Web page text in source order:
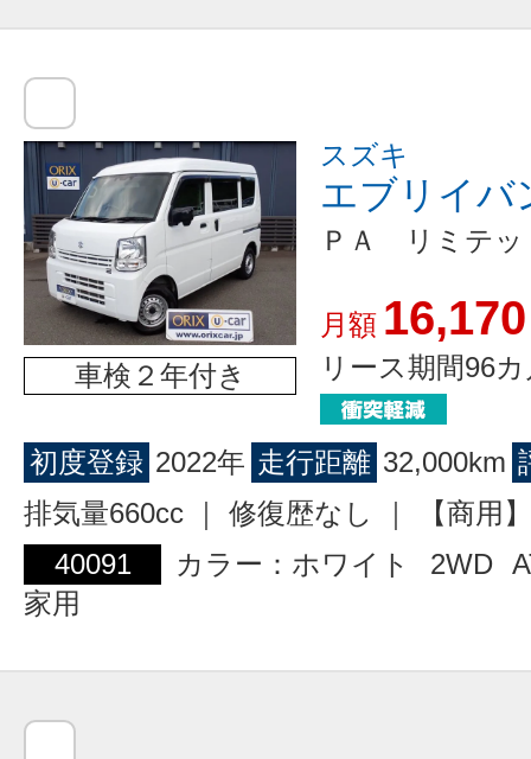
車検２年付き
スズキ
エブリイバ
ＰＡ リミテ
月額 16,170
リース期間96
初度登録 2022年 走行距離 32,000km
排気量660cc ｜ 修復歴なし ｜ 【商用
40091
カラー：ホワイト 2WD
家用